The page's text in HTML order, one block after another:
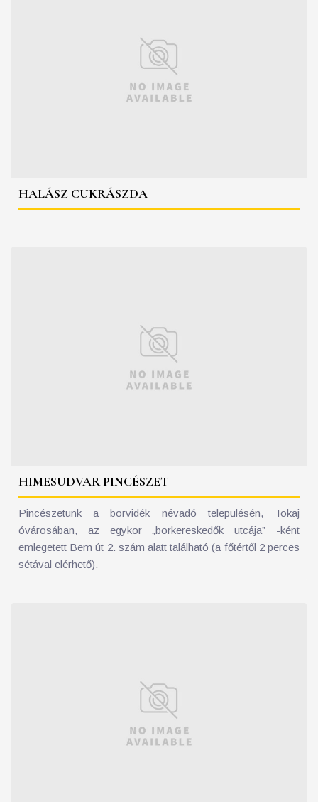
HALÁSZ CUKRÁSZDA
HIMESUDVAR PINCÉSZET
Pincészetünk a borvidék névadó településén, Tokaj
óvárosában, az egykor „borkereskedők utcája” -ként
emlegetett Bem út 2. szám alatt található (a főtértől 2 perces
sétával elérhető).